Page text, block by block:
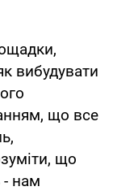
вибудувати
що все
що
- нам